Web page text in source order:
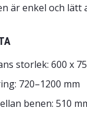
är enkel och lätt
storlek: 600 x
720–1200 mm
benen: 510